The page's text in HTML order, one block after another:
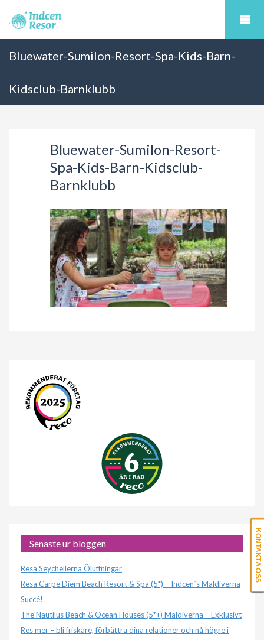
Bluewater-Sumilon-Resort-Spa-Kids-Barn-
Kidsclub-Barnklubb
Bluewater-Sumilon-Resort-
Spa-Kids-Barn-Kidsclub-
Barnklubb
Senaste ur bloggen
Resa Seychellerna Öluffningar
Resa Carpe Diem Beach Resort & Spa (5*) – Indcen´s Maldiverna
Succé!
The Nautilus Beach & Ocean Houses (5*+) Maldiverna – Exklusivt
Res mer – bli friskare, förbättra dina relationer och nå högre i
KONTAKTA OSS